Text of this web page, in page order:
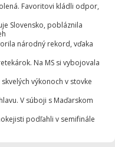
Favoritovi kládli odpor,
Slovensko, pobláznila
národný rekord, vďaka
Na MS si vybojovala
výkonoch v stovke
V súboji s Maďarskom
podľahli v semifinále